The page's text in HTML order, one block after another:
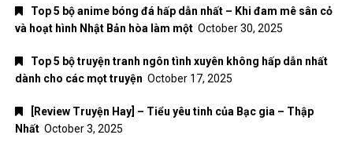
Top 5 bộ anime bóng đá hấp dẫn nhất – Khi đam mê sân cỏ
và hoạt hình Nhật Bản hòa làm một October 30, 2025
Top 5 bộ truyện tranh ngôn tình xuyên không hấp dẫn nhất
dành cho các mọt truyện October 17, 2025
[Review Truyện Hay] – Tiểu yêu tinh của Bạc gia – Thập
Nhất October 3, 2025